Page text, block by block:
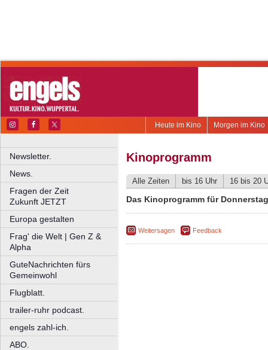
Morgen im Kino
Heute im Kino
Newsletter.
News.
Fragen der Zeit
Zukunft JETZT
Europa gestalten
Frag' die Welt | Gen Z &
Alpha
GuteNachrichten fürs
Gemeinwohl
Flugblatt.
trailer-ruhr podcast.
engels zahl-ich.
ABO.
Kinoprogramm
Alle Zeiten bis 16 Uhr 16 bis 20
Das Kinoprogramm für
Weitersagen Feedback